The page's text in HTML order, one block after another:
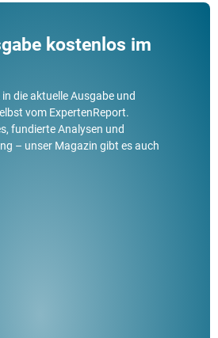
kostenlos im
die aktuelle Ausgabe und
vom ExpertenReport.
fundierte Analysen und
– unser Magazin gibt es auch